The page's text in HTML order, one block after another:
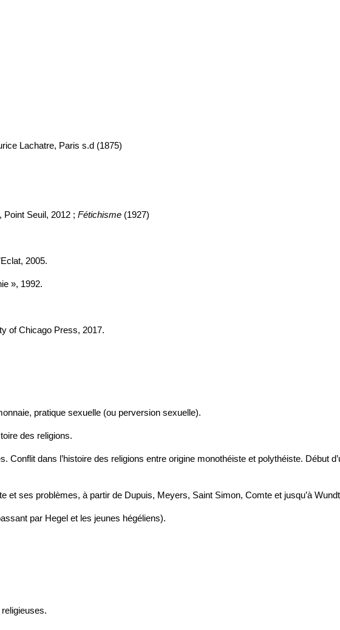
Lachatre, Paris s.d (1875)
Point Seuil, 2012 ; Fétichisme (1927)
2005.
», 1992.
of Chicago Press, 2017.
pratique sexuelle (ou perversion sexuelle).
des religions.
dans l’histoire des religions entre origine monothéiste et polythéiste. Début
et ses problèmes, à partir de Dupuis, Meyers, Saint Simon, Comte et jusqu’à
par Hegel et les jeunes hégéliens).